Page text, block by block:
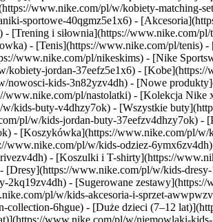
www.nike.com/pl/w/kobiety-
sportowe-40qgmz5e1x6) -
i siłownia](https://www.nike.com/
- [Tenis](https://www.nike.com/pl/tenis)
www.nike.com/pl/nikeskims) - [Nike
jordan-37eefz5e1x6) -
kids-3n82yzv4dh) - [Nowe
pl/nastolatki) - [Kolekcja
kids-buty-v4dhzy7ok) - [Wszystkie
pl/w/kids-jordan-buty-37eefzv4dhzy7ok) -
- [Koszykówka](https://www.nike.com/pl/
www.nike.com/pl/w/kids-odziez-
- [Koszulki i T-shirty](https://
www.nike.com/pl/w/kids-
- [Sugerowane
pl/w/kids-akcesoria-i-sprzet-
6hgue) - [Duże dzieci (7–12
www.nike.com/pl/w/niemowlaki-